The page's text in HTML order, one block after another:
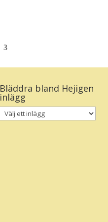
Bläddra bland Hejigen
inlägg